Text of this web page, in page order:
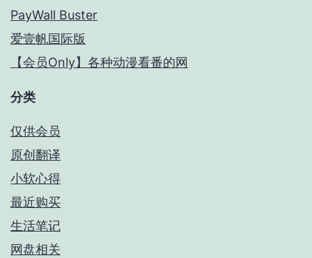
PayWall Buster
爱壹帆国际版
【会员Only】各种动漫看番的网
分类
仅供会员
原创翻译
小软心得
最近购买
生活笔记
网盘相关